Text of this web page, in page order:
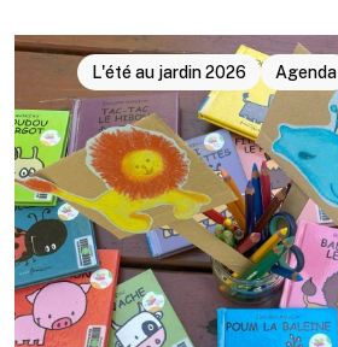
L'été au jardin 2026 Agenda